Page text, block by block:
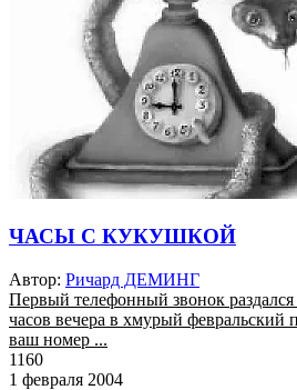
ЧАСЫ С КУКУШКОЙ
Автор: Ричард ДЕМИНГ
Первый телефонный звонок
часов вечера в хмурый февральский
ваш номер ...
1160
1 февраля 2004